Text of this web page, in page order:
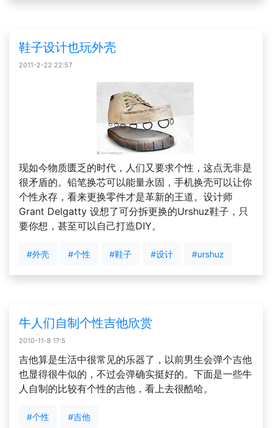
鞋子设计也玩外壳
2011-2-22 22:57
现如今物质匮乏的时代，人们又要求个性，这点无非是
很矛盾的。铅笔换芯可以能量永固，手机换壳可以让你
个性永存，看来更换零件才是革新的王道。设计师
Grant Delgatty 设想了可分拆更换的Urshuz鞋子，只
要你想，甚至可以自己打造DIY。
#外壳 #个性 #鞋子 #设计 #urshuz
牛人们自制个性吉他欣赏
2010-11-8 17:5
吉他算是生活中很常见的乐器了，以前男生会弹个吉他
也显得很牛似的，不过会弹确实挺好的。下面是一些牛
人自制的比较有个性的吉他，看上去很酷哈。
#个性 #吉他